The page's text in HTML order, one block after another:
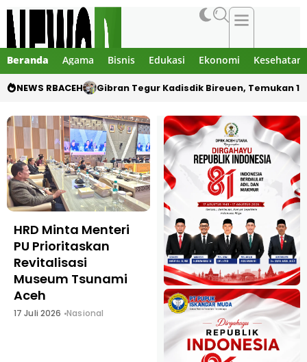
Beranda Agama Bisnis Edukasi Ekonomi Kesehatan
NEWS RBACEH Gibran Tegur Kadisdik Bireuen, Temukan 1
HRD Minta Menteri
PU Prioritaskan
Revitalisasi
Museum Tsunami
Aceh
17 Juli 2026 Nasional
Gas Blok Andaman,
Ini Empat Poin Surat
Gubernur Mualem
untuk Presiden
6 Juli 2026 Nasional